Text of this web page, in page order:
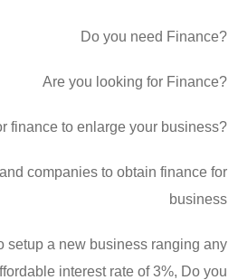
Do you need Finance?
Are you looking for Finance?
finance to enlarge your business?
companies to obtain finance for
business
setup a new business ranging any
interest rate of 3%, Do you